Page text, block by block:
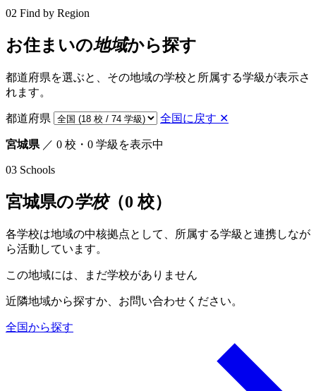
02 Find by Region
お住まいの地域から探す
都道府県を選ぶと、その地域の学校と所属する学級が表示さ
れます。
都道府県 全国に戻す ✕
宮城県 ／ 0 校・0 学級を表示中
03 Schools
宮城県の学校（0 校）
各学校は地域の中核拠点として、所属する学級と連携しなが
ら活動しています。
この地域には、まだ学校がありません
近隣地域から探すか、お問い合わせください。
全国から探す